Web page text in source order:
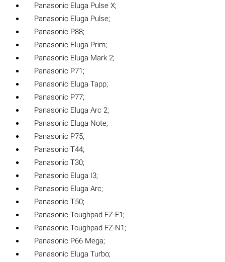
Panasonic Eluga Pulse X;
Panasonic Eluga Pulse;
Panasonic P88;
Panasonic Eluga Prim;
Panasonic Eluga Mark 2;
Panasonic P71;
Panasonic Eluga Tapp;
Panasonic P77;
Panasonic Eluga Arc 2;
Panasonic Eluga Note;
Panasonic P75;
Panasonic T44;
Panasonic T30;
Panasonic Eluga I3;
Panasonic Eluga Arc;
Panasonic T50;
Panasonic Toughpad FZ-F1;
Panasonic Toughpad FZ-N1;
Panasonic P66 Mega;
Panasonic Eluga Turbo;